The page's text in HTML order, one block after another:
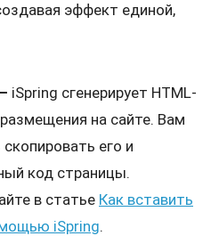
эффект единой,
iSpring сгенерирует HTML-
на сайте. Вам
его и
код страницы.
в статье Как вставить
iSpring.